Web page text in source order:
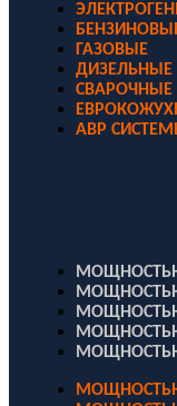
ГАЗОВЫЕ
ДИЗЕЛЬНЫЕ
СВАРОЧНЫЕ
АВР